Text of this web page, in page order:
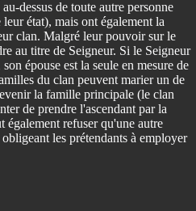
dessus de toute autre personne
état), mais ont également la
clan. Malgré leur pouvoir sur le
au titre de Seigneur. Si le Seigneur
épouse est la seule en mesure de
du clan peuvent marier un de
la famille principale (le clan
de prendre l'ascendant par la
également refuser qu'une autre
les prétendants à employer